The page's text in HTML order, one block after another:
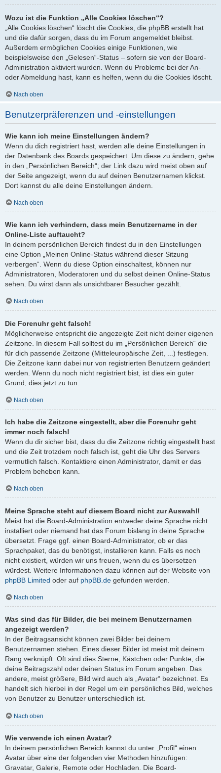
Wozu ist die Funktion „Alle Cookies löschen“?
„Alle Cookies löschen“ löscht die Cookies, die phpBB erstellt hat
und die dafür sorgen, dass du im Forum angemeldet bleibst.
Außerdem ermöglichen Cookies einige Funktionen, wie
beispielsweise den „Gelesen“-Status – sofern sie von der Board-
Administration aktiviert wurden. Wenn du Probleme bei der An-
oder Abmeldung hast, kann es helfen, wenn du die Cookies löscht.
Nach oben
Benutzerpräferenzen und -einstellungen
Wie kann ich meine Einstellungen ändern?
Wenn du dich registriert hast, werden alle deine Einstellungen in
der Datenbank des Boards gespeichert. Um diese zu ändern, gehe
in den „Persönlichen Bereich“; der Link dazu wird meist oben auf
der Seite angezeigt, wenn du auf deinen Benutzernamen klickst.
Dort kannst du alle deine Einstellungen ändern.
Nach oben
Wie kann ich verhindern, dass mein Benutzername in der
Online-Liste auftaucht?
In deinem persönlichen Bereich findest du in den Einstellungen
eine Option „Meinen Online-Status während dieser Sitzung
verbergen“. Wenn du diese Option einschaltest, können nur
Administratoren, Moderatoren und du selbst deinen Online-Status
sehen. Du wirst dann als unsichtbarer Besucher gezählt.
Nach oben
Die Forenuhr geht falsch!
Möglicherweise entspricht die angezeigte Zeit nicht deiner eigenen
Zeitzone. In diesem Fall solltest du im „Persönlichen Bereich“ die
für dich passende Zeitzone (Mitteleuropäische Zeit, ...) festlegen.
Die Zeitzone kann dabei nur von registrierten Benutzern geändert
werden. Wenn du noch nicht registriert bist, ist dies ein guter
Grund, dies jetzt zu tun.
Nach oben
Ich habe die Zeitzone eingestellt, aber die Forenuhr geht
immer noch falsch!
Wenn du dir sicher bist, dass du die Zeitzone richtig eingestellt hast
und die Zeit trotzdem noch falsch ist, geht die Uhr des Servers
vermutlich falsch. Kontaktiere einen Administrator, damit er das
Problem beheben kann.
Nach oben
Meine Sprache steht auf diesem Board nicht zur Auswahl!
Meist hat die Board-Administration entweder deine Sprache nicht
installiert oder niemand hat das Forum bislang in deine Sprache
übersetzt. Frage ggf. einen Board-Administrator, ob er das
Sprachpaket, das du benötigst, installieren kann. Falls es noch
nicht existiert, würden wir uns freuen, wenn du es übersetzen
würdest. Weitere Informationen dazu können auf der Website von
phpBB Limited oder auf phpBB.de gefunden werden.
Nach oben
Was sind das für Bilder, die bei meinem Benutzernamen
angezeigt werden?
In der Beitragsansicht können zwei Bilder bei deinem
Benutzernamen stehen. Eines dieser Bilder ist meist mit deinem
Rang verknüpft: Oft sind dies Sterne, Kästchen oder Punkte, die
deine Beitragszahl oder deinen Status im Forum angeben. Das
andere, meist größere, Bild wird auch als „Avatar“ bezeichnet. Es
handelt sich hierbei in der Regel um ein persönliches Bild, welches
von Benutzer zu Benutzer unterschiedlich ist.
Nach oben
Wie verwende ich einen Avatar?
In deinem persönlichen Bereich kannst du unter „Profil“ einen
Avatar über eine der folgenden vier Methoden hinzufügen:
Gravatar, Galerie, Remote oder Hochladen. Die Board-